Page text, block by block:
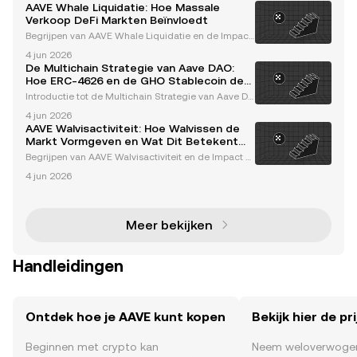
AAVE Whale Liquidatie: Hoe Massale
Verkoop DeFi Markten Beïnvloedt
Begrijpen van AAVE Whale Liquidatie en de Impact
ers, spelen een cruciale rol in het vormgeven van d
e dynamiek van de cryptomarkt. Hun activiteiten, m
et
4 jun 2026
De Multichain Strategie van Aave DAO:
Hoe ERC-4626 en de GHO Stablecoin de
Toekomst Vormgeven
Introductie tot de Multichain Strategie van Aave DA
(DeFi), heeft consequent de grenzen van innovatie
binnen de cryptocurrency-ruimte verlegd. Operer
4 jun 2026
AAVE Walvisactiviteit: Hoe Walvissen de
Markt Vormgeven en Wat Dit Betekent
voor Investeerders
Begrijpen van AAVE Walvisactiviteit en de Impact o
seerd financieel (DeFi) protocol, is een centraal punt
4 jun 2026
Meer bekijken
Handleidingen
Ontdek hoe je AAVE kunt kopen
Beginnen met crypto kan
Bekijk hier de
Neem